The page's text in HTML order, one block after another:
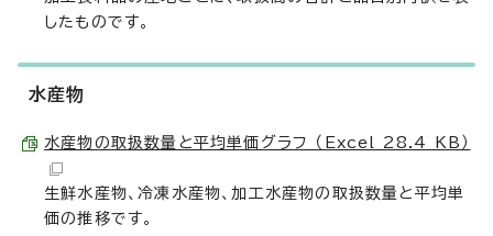
したものです。
水産物
水産物の取扱数量と平均単価グラフ （Excel 28.4 KB）
生鮮水産物、冷凍水産物、加工水産物の取扱数量と平均単
価の推移です。